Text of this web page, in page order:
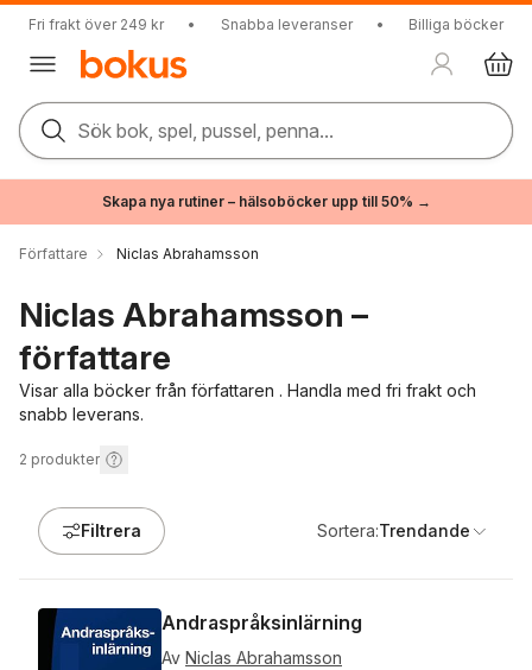
Fri frakt över 249 kr • Snabba leveranser • Billiga böcker
Sök bok, spel, pussel, penna...
Skapa nya rutiner – hälsoböcker upp till 50% →
Författare Niclas Abrahamsson
Niclas Abrahamsson –
författare
Visar alla böcker från författaren . Handla med fri frakt och
snabb leverans.
2 produkter
Filtrera Sortera:Trendande
Andraspråksinlärning
Av Niclas Abrahamsson